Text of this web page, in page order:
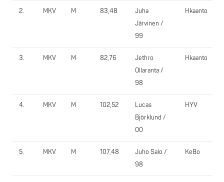
2. MKV M 83,48
Juha
Järvinen /
99
Hkaanto
3. MKV M 82,76
Jethro
Ollaranta /
98
Hkaanto
4. MKV M 102,52
Lucas
Björklund /
00
HYV
5. MKV M 107,48
Juho Salo /
98
KeBo